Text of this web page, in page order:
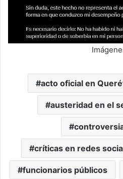
acto oficial en
austeridad en el
críticas en redes
funcionarios públicos